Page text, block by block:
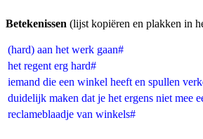
Betekenissen (lijst kopiëren en plakken in
(hard) aan het werk gaan#
het regent erg hard#
iemand die een winkel heeft en spullen
duidelijk maken dat je het ergens niet mee
reclameblaadje van winkels#